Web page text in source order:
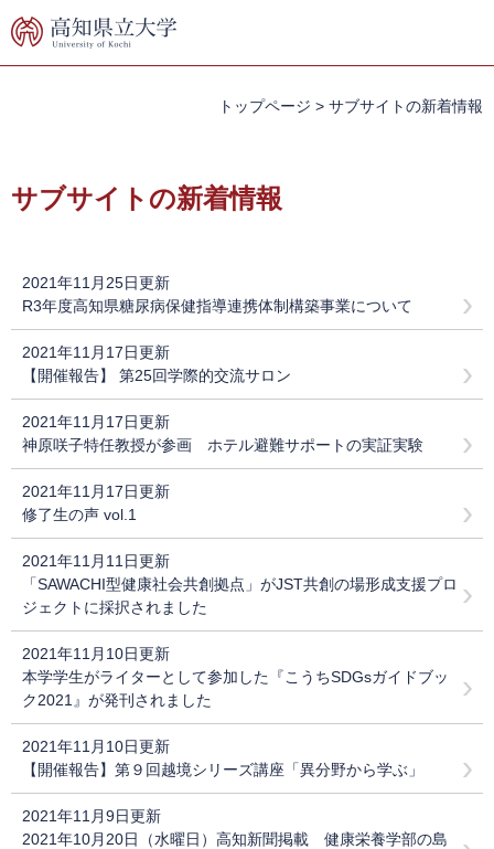
ー
ニ
て
トップページ > サブサイトの新着情報
文
サブサイトの新着情報
2021年11月25日更新
R3年度高知県糖尿病保健指導連携体制構築事業について
2021年11月17日更新
【開催報告】 第25回学際的交流サロン
2021年11月17日更新
神原咲子特任教授が参画 ホテル避難サポートの実証実験
2021年11月17日更新
修了生の声 vol.1
2021年11月11日更新
「SAWACHI型健康社会共創拠点」がJST共創の場形成支援プロ
ジェクトに採択されました
2021年11月10日更新
本学学生がライターとして参加した『こうちSDGsガイドブッ
ク2021』が発刊されました
2021年11月10日更新
【開催報告】第９回越境シリーズ講座「異分野から学ぶ」
2021年11月9日更新
2021年10月20日（水曜日）高知新聞掲載 健康栄養学部の島